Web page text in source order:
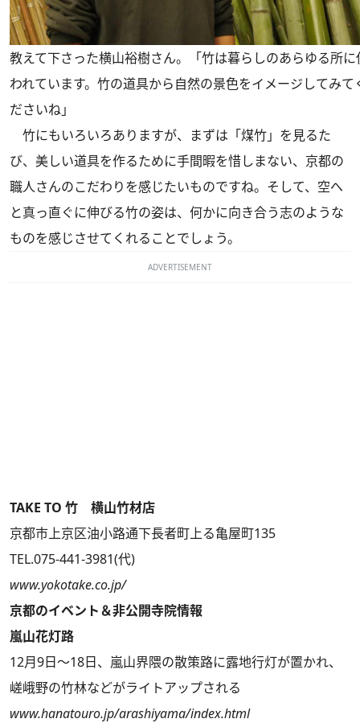
教えて下さった横山裕樹さん。「竹は暮らしのあらゆる所に
われています。竹の道具から自然の景色をイメージしてみて
ださいね」
竹にもいろいろありますが、まずは「煤竹」を見るた
び、美しい道具を作るために手間暇を惜しまない、京都の
職人さんのこだわりを感じたいものですね。そして、空へ
と真っ直ぐに伸びる竹の姿は、何かに向き合う志のような
ものを感じさせてくれることでしょう。
ADVERTISEMENT
TAKE TO 竹 横山竹材店
京都市上京区油小路通下長者町上る亀屋町135
TEL.075-441-3981(代)
www.yokotake.co.jp/
京都のイベント＆非公開寺院情報
嵐山花灯路
12月9日～18日、嵐山界隈の散策路に露地行灯が置かれ、
嵯峨野の竹林などがライトアップされる
www.hanatouro.jp/arashiyama/index.html